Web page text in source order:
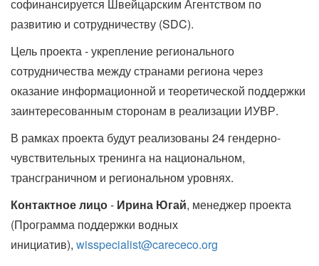
софинансируется Швейцарским Агентством по
развитию и сотрудничеству (SDC).
Цель проекта - укрепление регионального
сотрудничества между странами региона через
оказание информационной и теоретической поддержки
заинтересованным сторонам в реализации ИУВР.
В рамках проекта будут реализованы 24 гендерно-
чувствительных тренинга на национальном,
трансграничном и региональном уровнях.
Контактное лицо- Ирина Югай, менеджер проекта
(Программа поддержки водных
инициатив), wisspecialist@carececo.org